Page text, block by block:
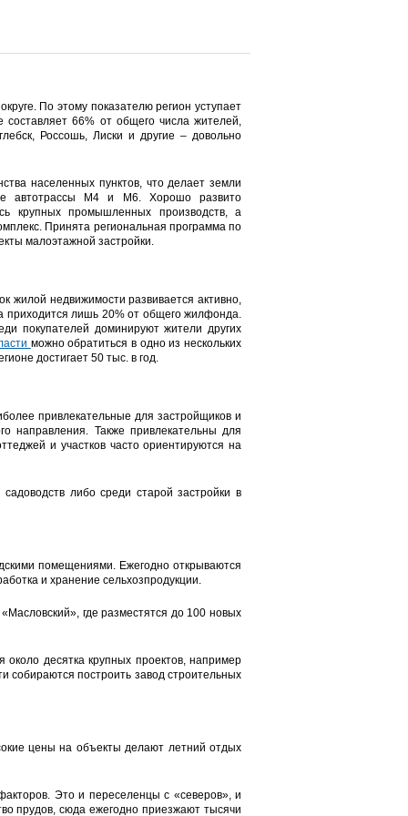
По этому показателю регион уступает
66% от общего числа жителей,
Россошь, Лиски и другие – довольно
населенных пунктов, что делает земли
автотрассы М4 и М6. Хорошо развито
крупных промышленных производств, а
Принята региональная программа по
малоэтажной застройки.
жилой недвижимости развивается активно,
приходится лишь 20% от общего жилфонда.
покупателей доминируют жители других
можно обратиться в одно из нескольких
достигает 50 тыс. в год.
привлекательные для застройщиков и
направления. Также привлекательны для
и участков часто ориентируются на
либо среди старой застройки в
помещениями. Ежегодно открываются
и хранение сельхозпродукции.
где разместятся до 100 новых
десятка крупных проектов, например
собираются построить завод строительных
цены на объекты делают летний отдых
Это и переселенцы с «северов», и
прудов, сюда ежегодно приезжают тысячи